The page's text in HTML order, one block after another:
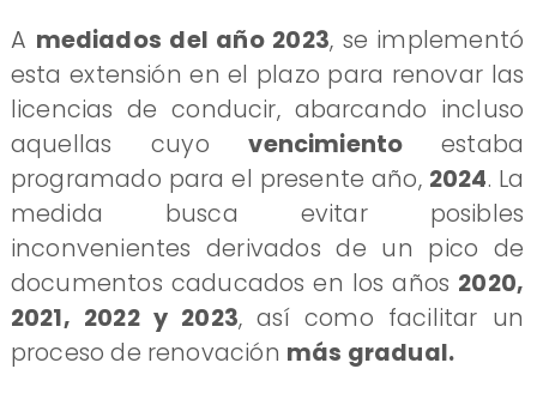
​A mediados del año 2023, se implementó
esta extensión en el plazo para renovar las
licencias de conducir, abarcando incluso
aquellas cuyovencimiento estaba
programado para el presente año, 2024. La
medida busca evitar posibles
inconvenientes derivados de un pico de
documentos caducados en los años 2020,
2021, 2022 y 2023, así como facilitar un
proceso de renovación más gradual.